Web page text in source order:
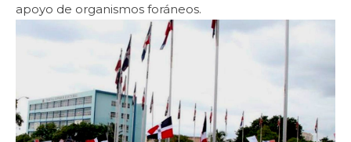
apoyo de organismos foráneos.